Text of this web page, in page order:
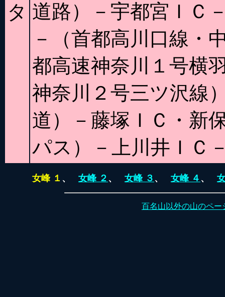
タ 道路）－宇都宮ＩＣ
－（首都高川口線・
都高速神奈川１号横
神奈川２号三ツ沢線
道）－藤塚ＩＣ・新
パス）－上川井ＩＣ
女峰 １ 、 女峰 ２ 、 女峰 ３ 、 女峰 ４ 、
百名山以外の山のペー